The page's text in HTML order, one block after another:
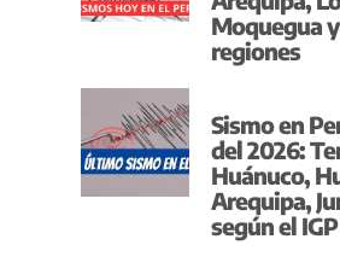
Moquegua
regiones
Sismo en
del 2026:
Huánuco,
Arequipa,
según el IGP